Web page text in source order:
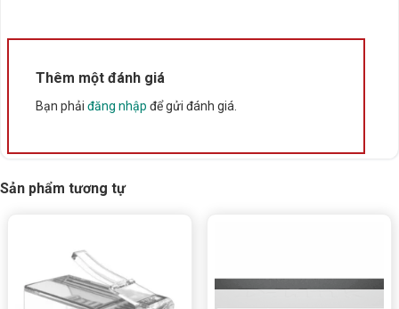
Thêm một đánh giá
Bạn phải đăng nhập để gửi đánh giá.
Sản phẩm tương tự